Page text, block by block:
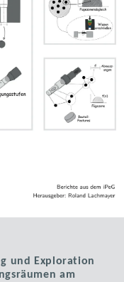
und Exploration
am